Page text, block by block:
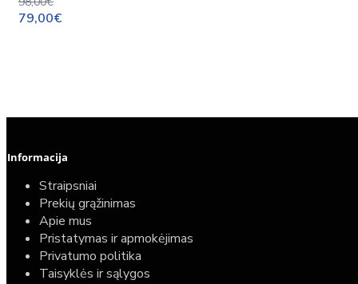
79,00€
Informacija
Straipsniai
Prekių grąžinimas
Apie mus
Pristatymas ir apmokėjimas
Privatumo politika
Taisyklės ir sąlygos